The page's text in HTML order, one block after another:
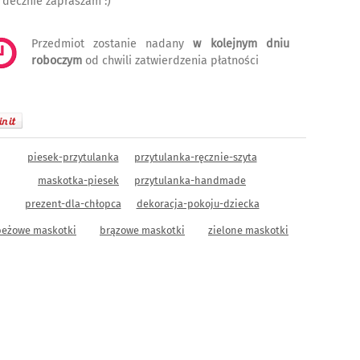
Przedmiot zostanie nadanyw kolejnym dniu
roboczymod chwili zatwierdzenia płatności
piesek-przytulanka
przytulanka-ręcznie-szyta
maskotka-piesek
przytulanka-handmade
prezent-dla-chłopca
dekoracja-pokoju-dziecka
maskotki brązowe maskotki zielone maskotki